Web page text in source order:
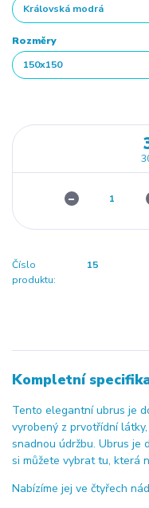
Rozměry
Číslo
produktu:
15
Kompletní
Tento elegantní ubrus je
vyrobený z prvotřídní
snadnou údržbu. Ubrus je
si můžete vybrat tu, která
Nabízíme jej ve čtyřech